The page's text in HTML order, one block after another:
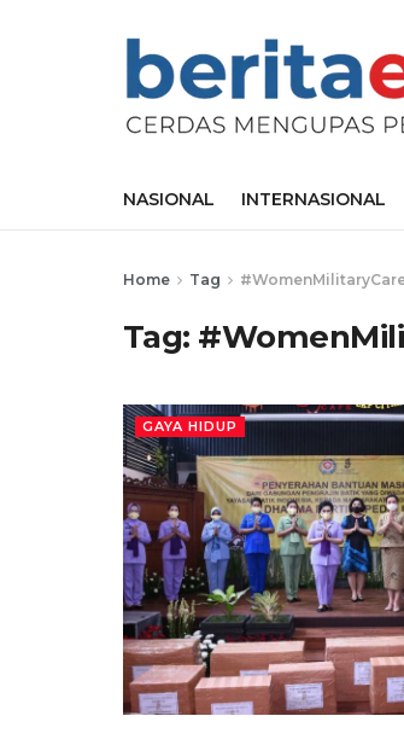
NASIONAL INTERNASIONAL
Home Tag
Tag:
GAYA HIDUP